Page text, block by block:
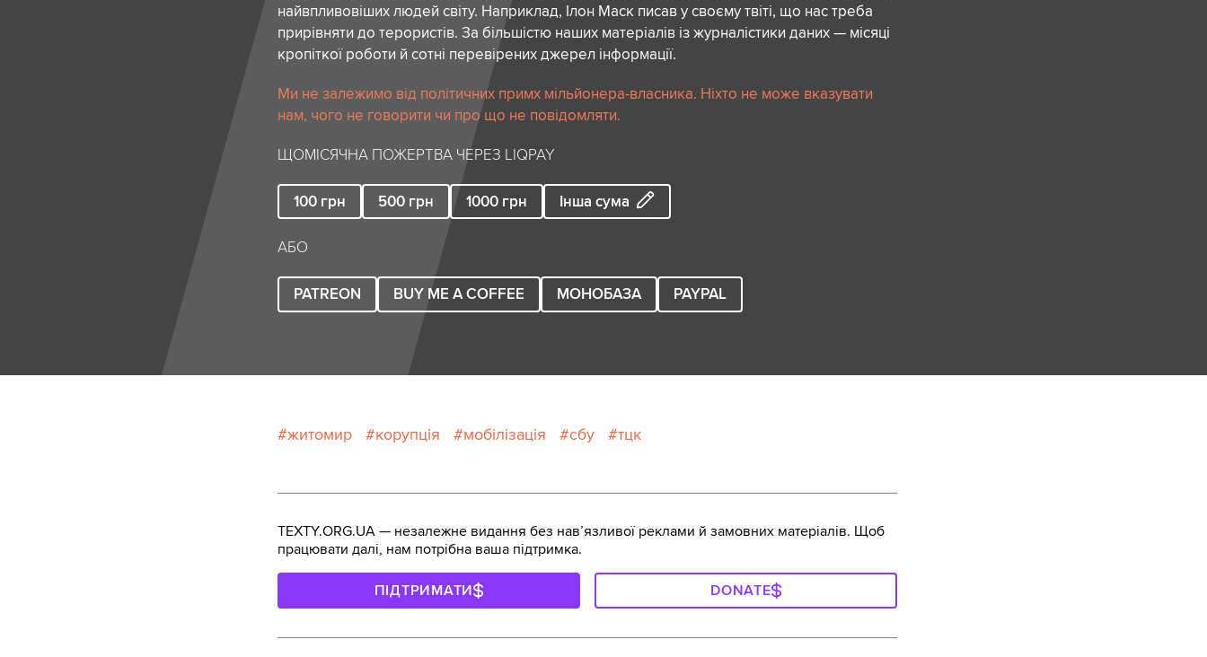
найвпливовіших людей світу. Наприклад, Ілон Маск писав у своєму твіті, що нас треба
прирівняти до терористів. За більшістю наших матеріалів із журналістики даних — місяці
кропіткої роботи й сотні перевірених джерел інформації.
Ми не залежимо від політичних примх мільйонера-власника. Ніхто не може вказувати
нам, чого не говорити чи про що не повідомляти.
ЩОМІСЯЧНА ПОЖЕРТВА ЧЕРЕЗ LIQPAY
100 грн 500 грн 1000 грн Інша сума
АБО
PATREON BUY ME A COFFEE МОНОБАЗА PAYPAL
житомир корупція мобілізація сбу тцк
TEXTY.ORG.UA — незалежне видання без навʼязливої реклами й замовних матеріалів. Щоб
працювати далі, нам потрібна ваша підтримка.
ПІДТРИМАТИ DONATE